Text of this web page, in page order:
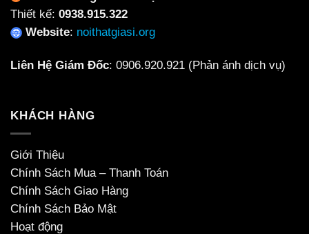
Thiết kế: 0938.915.322
Website: noithatgiasi.org
Liên Hệ Giám Đốc: 0906.920.921 (Phản ánh dịch vụ)
KHÁCH HÀNG
Giới Thiệu
Chính Sách Mua – Thanh Toán
Chính Sách Giao Hàng
Chính Sách Bảo Mật
Hoạt động